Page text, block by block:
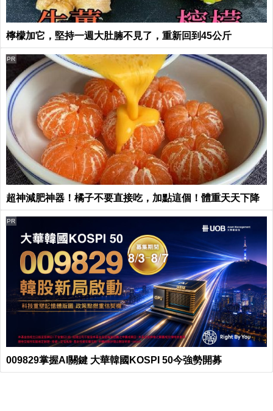
檸檬加它，堅持一週大肚腩不見了，重新回到45公斤
超神減肥神器！橘子不要直接吃，加點這個！體重天天下降
PR
009829掌握AI關鍵 大華韓國KOSPI 50今強勢開募
PR